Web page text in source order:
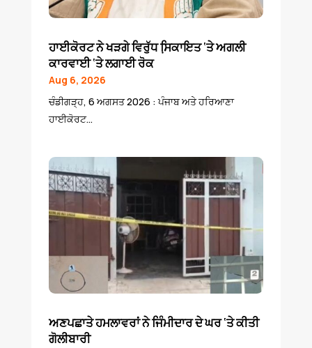
ਹਾਈਕੋਰਟ ਨੇ ਖੜਗੇ ਵਿਰੁੱਧ ਸਿ਼ਕਾਇਤ ‘ਤੇ ਅਗਲੀ
ਕਾਰਵਾਈ ‘ਤੇ ਲਗਾਈ ਰੋਕ
Aug 6, 2026
ਚੰਡੀਗੜ੍ਹ, 6 ਅਗਸਤ 2026 : ਪੰਜਾਬ ਅਤੇ ਹਰਿਆਣਾ
ਹਾਈਕੋਰਟ...
ਅਣਪਛਾਤੇ ਹਮਲਾਵਰਾਂ ਨੇ ਜਿੰਮੀਦਾਰ ਦੇ ਘਰ ‘ਤੇ ਕੀਤੀ
ਗੋਲੀਬਾਰੀ